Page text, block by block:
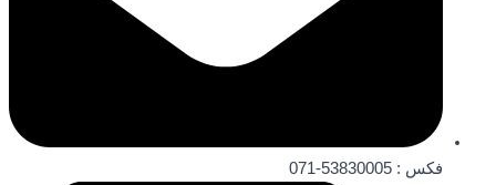
فکس : 53830005-071